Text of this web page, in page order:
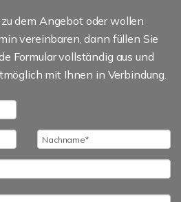
dem Angebot oder wollen
vereinbaren, dann füllen Sie
Formular vollständig aus und
mit Ihnen in Verbindung.